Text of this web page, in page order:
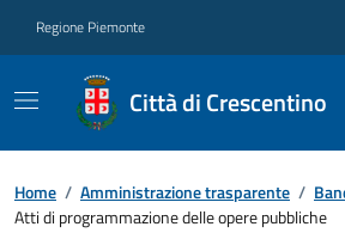
Regione Piemonte
Città di Crescentino
Home / Amministrazione trasparente /
Atti di programmazione delle opere pubbliche